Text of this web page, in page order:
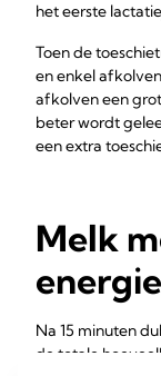
het eerste
Toen de
en enkel
afkolven een
beter wordt
een extra
Melk
Na 15 minuten
de totale